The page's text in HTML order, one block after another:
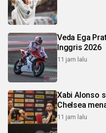
Veda Ega
Inggris 2026
11 jam lalu
Xabi Alonso
Chelsea
11 jam lalu